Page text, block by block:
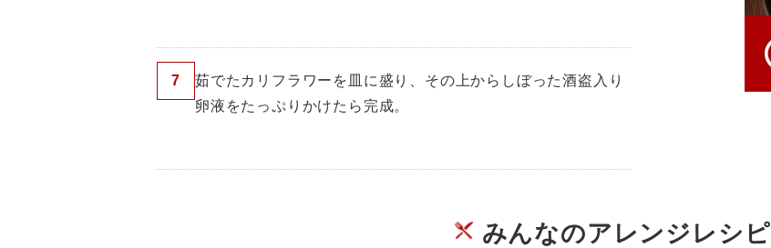
7
茹でたカリフラワーを皿に盛り、その上からしぼった酒盗入り
卵液をたっぷりかけたら完成。
みんなのアレンジレシピ